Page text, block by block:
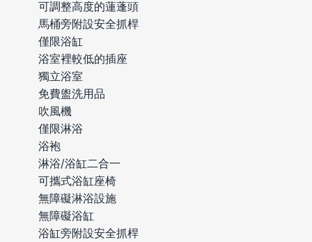
可調整高度的蓮蓬頭
馬桶旁附設安全抓桿
僅限浴缸
浴室裡較低的插座
獨立浴室
免費盥洗用品
吹風機
僅限淋浴
浴袍
淋浴/浴缸二合一
可攜式浴缸座椅
無障礙淋浴設施
無障礙浴缸
浴缸旁附設安全抓桿